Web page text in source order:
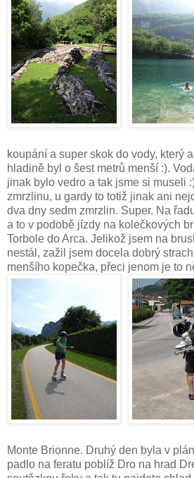
koupání a super skok do vody, který
hladině byl o šest metrů menší :).
jinak bylo vedro a tak jsme si museli
zmrzlinu, u gardy to totiž jinak ani
dva dny sedm zmrzlin. Super. Na
a to v podobě jízdy na kolečkových
Torbole do Arca. Jelikož jsem na
nestál, zažil jsem docela dobrý
menšího kopečka, přeci jenom je to
Monte Brionne. Druhý den byla v
padlo na feratu poblíž Dro na hrad